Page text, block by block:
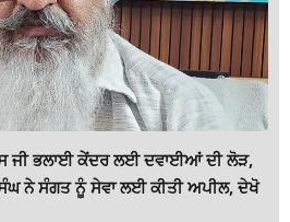
ਜੀ ਭਲਾਈ ਕੇਂਦਰ ਲਈ ਦਵਾਈਆਂ ਦੀ ਲੋੜ,
ਨੇ ਸੰਗਤ ਨੂੰ ਸੇਵਾ ਲਈ ਕੀਤੀ ਅਪੀਲ, ਦੇਖੋ